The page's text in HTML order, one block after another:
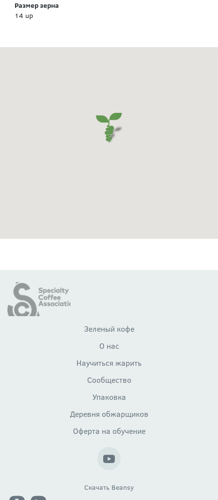
Размер зерна
14 up
Зеленый кофе
О нас
Научиться жарить
Сообщество
Упаковка
Деревня обжарщиков
Оферта на обучение
Скачать Beansy